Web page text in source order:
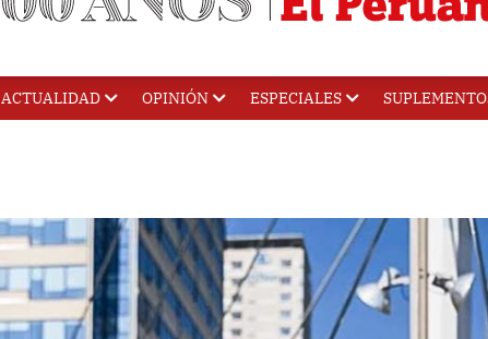
ACTUALIDAD OPINIÓN ESPECIALES